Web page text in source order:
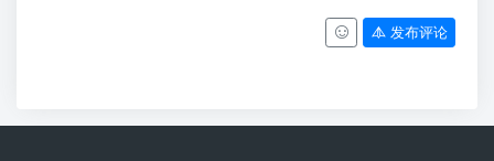
发布评论